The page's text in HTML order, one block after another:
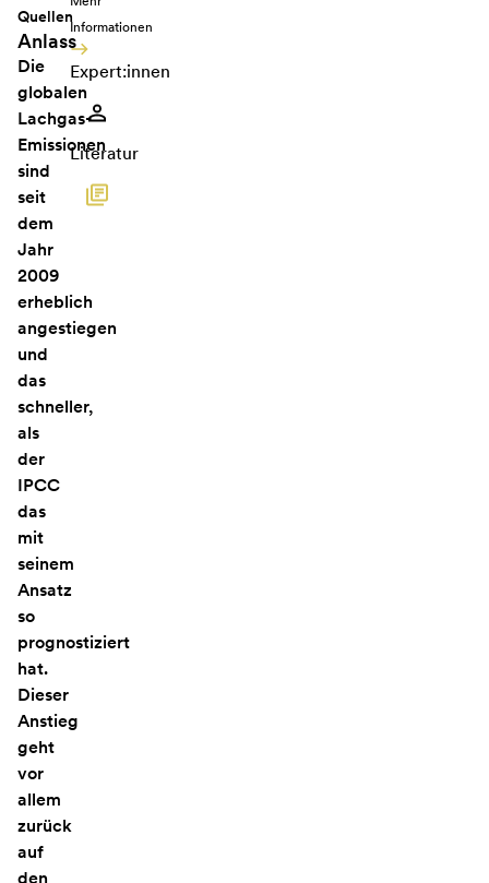
Quellen
Anlass
Die
globalen
Lachgas-
Emissionen
sind
seit
dem
Jahr
2009
erheblich
angestiegen
und
das
schneller,
als
der
IPCC
das
mit
seinem
Ansatz
so
prognostiziert
hat.
Dieser
Anstieg
geht
vor
allem
zurück
auf
den
Informationen
Expert:innen
Literatur